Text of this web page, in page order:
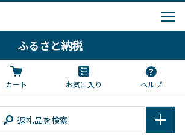
ふるさと納税
カート お気に入り ヘルプ
返礼品を検索